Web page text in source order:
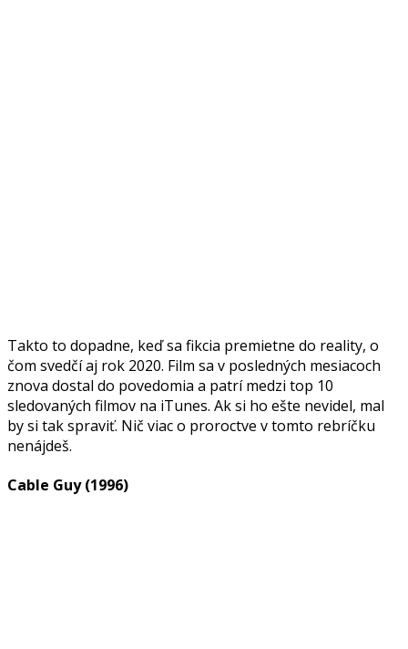
Takto to dopadne, keď sa fikcia premietne do reality, o
čom svedčí aj rok 2020. Film sa v posledných mesiacoch
znova dostal do povedomia a patrí medzi top 10
sledovaných filmov na iTunes. Ak si ho ešte nevidel, mal
by si tak spraviť. Nič viac o proroctve v tomto rebríčku
nenájdeš.
Cable Guy (1996)